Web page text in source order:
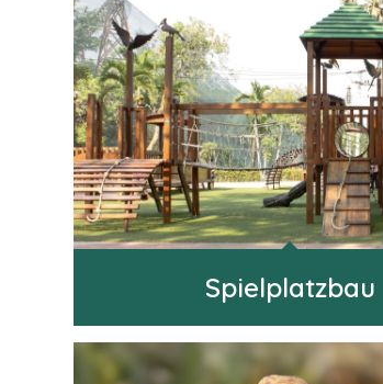
Spielplatzbau